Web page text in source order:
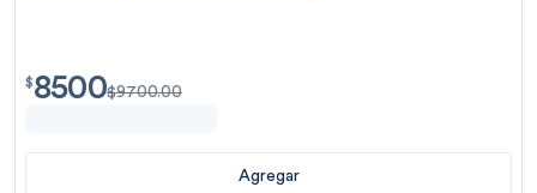
$8500.00
$8500$9700.00
Agregar